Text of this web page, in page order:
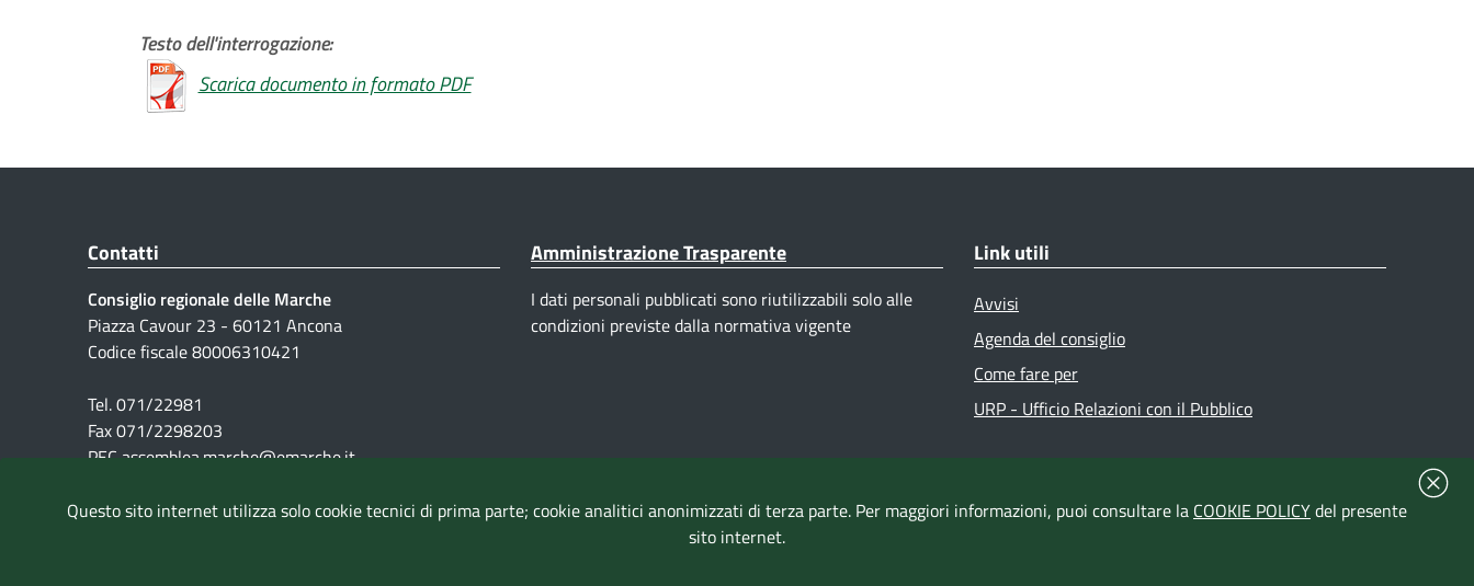
Testo dell'interrogazione:
Scarica documento in formato PDF
Contatti
Consiglio regionale delle Marche
Piazza Cavour 23 - 60121 Ancona
Codice fiscale 80006310421
Tel. 071/22981
Fax 071/2298203
PEC assemblea.marche@emarche.it
Amministrazione Trasparente
I dati personali pubblicati sono riutilizzabili solo alle
condizioni previste dalla normativa vigente
Link utili
Avvisi
Agenda del consiglio
Come fare per
URP - Ufficio Relazioni con il Pubblico
Questo sito internet utilizza solo cookie tecnici di prima parte; cookie analitici anonimizzati di terza parte. Per maggiori informazioni, puoi consultare la COOKIE POLICYdel presente
sito internet.